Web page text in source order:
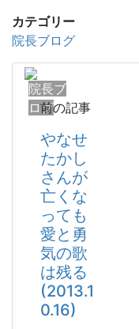
カテゴリー
院長ブログ
院長ブ
ログ
前の記事
やなせ
たかし
さんが
亡くな
っても
愛と勇
気の歌
は残る
(2013.1
0.16)